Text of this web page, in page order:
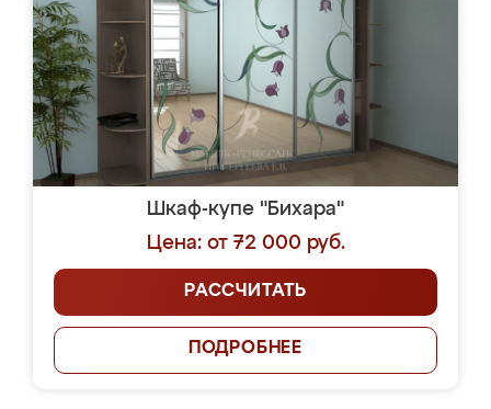
Шкаф-купе "Бихара"
Цена: от 72 000 руб.
РАССЧИТАТЬ
ПОДРОБНЕЕ